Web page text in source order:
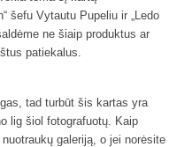
šefu Vytautu Pupeliu ir „Ledo
ne šiaip produktus ar
patiekalus.
tad turbūt šis kartas yra
lig šiol fotografuotų. Kaip
galeriją, o jei norėsite